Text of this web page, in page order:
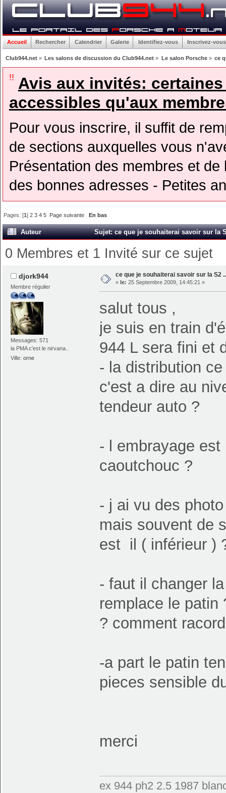
Accueil Rechercher Calendrier Galerie Identifiez-vous Inscrivez-vous
Club944.net» Les salons de discussion du Club944.net » Le salon Porsche» ce
!! Avis aux invités:
accessibles qu'aux
Pour vous inscrire, il suffit de
de sections auxquelles vous
Présentation des membres et
des bonnes adresses - Petites
Pages: [1]2 3 4 5 Page suivante En bas
Auteur Sujet: ce que je souhaiterai savoir sur la
0 Membres et 1 Invité sur ce sujet
djork944
Membre régulier
Messages: 571
la PMA c'est le nirvana..
Ville:orne
ce que je souhaiterai savoir sur la S2
« le: 25 Septembre 2009, 14:45:21 »
salut tous ,
je suis en train
944 L sera fini et
- la distribution
c'est a dire au
tendeur auto ?
- l embrayage
caoutchouc ?
- j ai vu des
mais souvent de
est il ( inférieur )
- faut il changer
remplace le
? comment
-a part le patin
pieces sensible
merci
ex 944 ph2 2.5 1987